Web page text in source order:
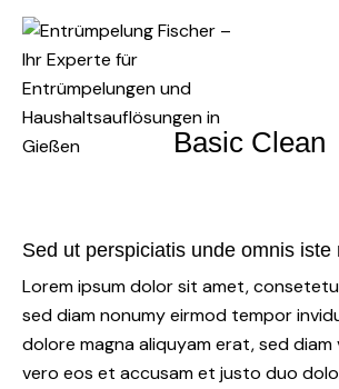
Basic Clean
Sed ut perspiciatis unde omnis iste
Lorem ipsum dolor sit amet,
sed diam nonumy eirmod tempor
dolore magna aliquyam erat, sed
vero eos et accusam et justo duo